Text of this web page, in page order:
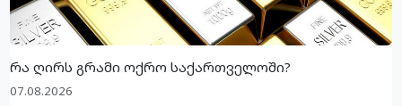
რა ღირს გრამი ოქრო საქართველოში?
07.08.2026